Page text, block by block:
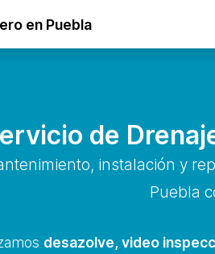
en Puebla
de
instalación y
Puebla
desazolve, video